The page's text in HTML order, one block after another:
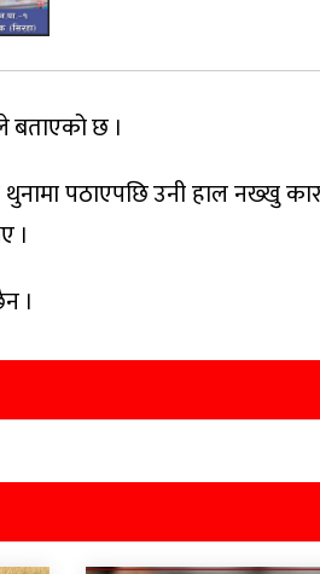
बताएको छ ।
पठाएपछि उनी हाल नख्खु
।
।